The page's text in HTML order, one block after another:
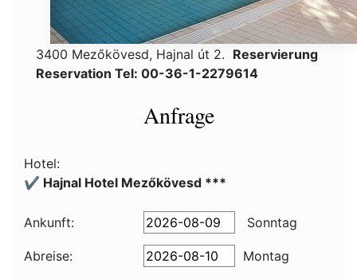
3400 Mezőkövesd, Hajnal út 2. Reservierung
Reservation Tel: 00-36-1-2279614
Anfrage
Hotel:
✔️ Hajnal Hotel Mezőkövesd ***
Ankunft: Sonntag
Abreise:
Montag